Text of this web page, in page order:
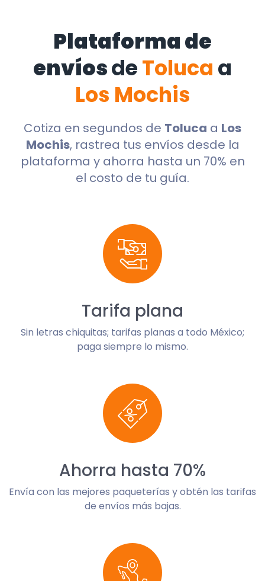
Plataforma de
envíosdeToluca a
Los Mochis
Cotiza en segundos de Toluca a Los
Mochis, rastrea tus envíos desde la
plataforma y ahorra hasta un 70% en
el costo de tu guía.
Tarifa plana
Sin letras chiquitas; tarifas planas a todo México;
paga siempre lo mismo.
Ahorra hasta 70%
Envía con las mejores paqueterías y obtén las tarifas
de envíos más bajas.